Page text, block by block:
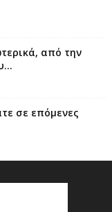
από την
σε επόμενες